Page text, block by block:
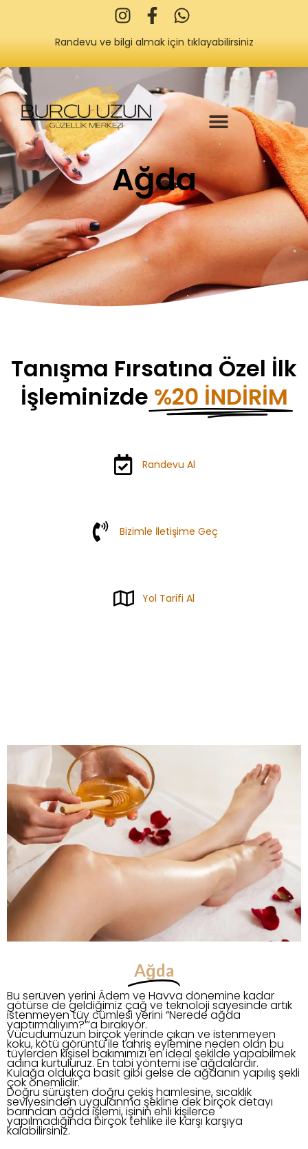
Randevu ve bilgi almak için tıklayabilirsiniz
Ağda
Tanışma Fırsatına Özel İlk
İşleminizde %20 İNDIRIM
Randevu Al
Bizimle İletişime Geç
Yol Tarifi Al
Ağda
Bu serüven yerini Âdem ve Havva dönemine kadar
götürse de geldiğimiz çağ ve teknoloji sayesinde artık
istenmeyen tüy cümlesi yerini “Nerede ağda
yaptırmalıyım?”’a bırakıyor.
Vücudumuzun birçok yerinde çıkan ve istenmeyen
koku, kötü görüntü ile tahriş eylemine neden olan bu
tüylerden kişisel bakımımızı en ideal şekilde yapabilmek
adına kurtuluruz. En tabi yöntemi ise ağdalardır.
Kulağa oldukça basit gibi gelse de ağdanın yapılış şekli
çok önemlidir.
Doğru sürüşten doğru çekiş hamlesine, sıcaklık
seviyesinden uygulanma şekline dek birçok detayı
barından ağda işlemi, işinin ehli kişilerce
yapılmadığında birçok tehlike ile karşı karşıya
kalabilirsiniz.